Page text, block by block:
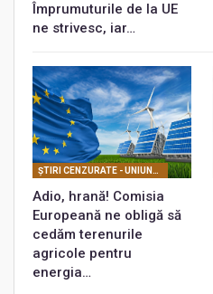
Împrumuturile de la UE
ne strivesc, iar…
ŞTIRI CENZURATE - UNIUNEA EUROPEANĂ
Adio, hrană! Comisia
Europeană ne obligă să
cedăm terenurile
agricole pentru
energia…